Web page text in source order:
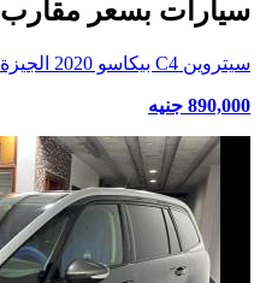
سيارات بسعر مقارب
سيتروين C4 بيكاسو 2020 الجيزة رمادي
890,000 جنيه